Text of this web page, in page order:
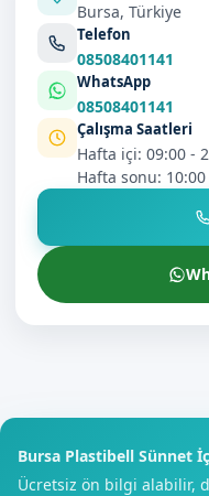
Bursa, Türkiye
Telefon
08508401141
WhatsApp
08508401141
Çalışma Saatleri
Hafta içi: 09:00 -
Hafta sonu:
Bursa Plastibell Sünnet
Ücretsiz ön bilgi alabilir,